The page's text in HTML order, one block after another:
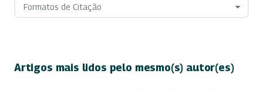
Formatos de Citação
Artigos mais lidos pelo mesmo(s) autor(es)